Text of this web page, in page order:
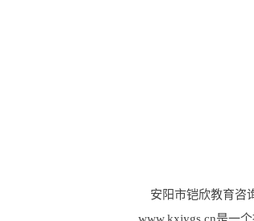
安阳市铠欣教育咨